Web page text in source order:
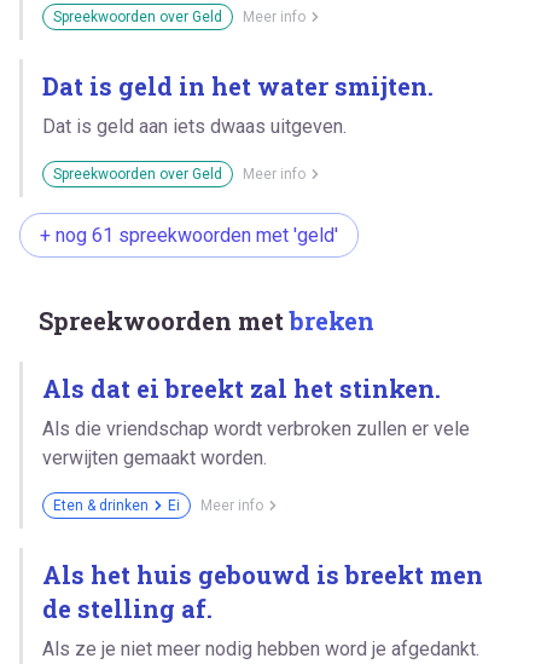
Spreekwoorden over Geld Meer info
Dat is geld in het water smijten.
Dat is geld aan iets dwaas uitgeven.
Spreekwoorden over Geld Meer info
+ nog 61 spreekwoorden met 'geld'
Spreekwoorden metbreken
Als dat ei breekt zal het stinken.
Als die vriendschap wordt verbroken zullen er vele
verwijten gemaakt worden.
Eten & drinken Ei Meer info
Als het huis gebouwd is breekt men
de stelling af.
Als ze je niet meer nodig hebben word je afgedankt.